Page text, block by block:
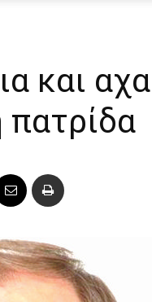
και
πατρίδα